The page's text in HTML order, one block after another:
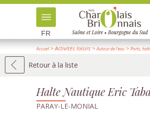
FR
Accueil> Activités loisirs >Autour de l'eau > Ports,
Retour à la liste
Halte Nautique Eric
PARAY-LE-MONIAL